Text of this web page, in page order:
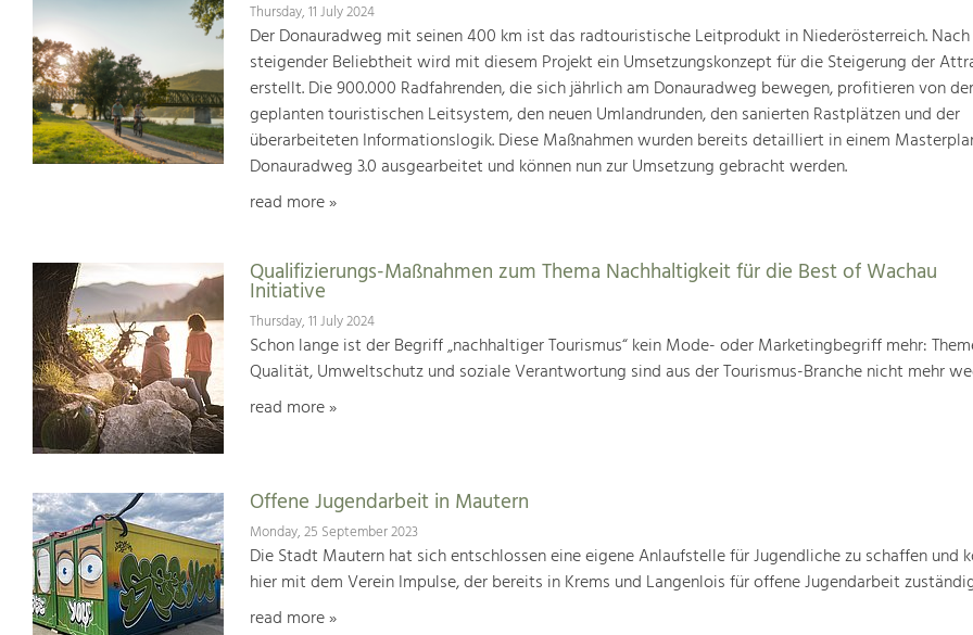
Thursday, 11 July 2024
Der Donauradweg mit seinen 400 km ist das radtouristische Leitprodukt in Niederösterreich. Nach
steigender Beliebtheit wird mit diesem Projekt ein Umsetzungskonzept für die Steigerung der
erstellt. Die 900.000 Radfahrenden, die sich jährlich am Donauradweg bewegen, profitieren von
geplanten touristischen Leitsystem, den neuen Umlandrunden, den sanierten Rastplätzen und der
überarbeiteten Informationslogik. Diese Maßnahmen wurden bereits detailliert in einem
Donauradweg 3.0 ausgearbeitet und können nun zur Umsetzung gebracht werden.
read more »
Qualifizierungs-Maßnahmen zum Thema Nachhaltigkeit für die Best of Wachau
Initiative
Thursday, 11 July 2024
Schon lange ist der Begriff „nachhaltiger Tourismus“ kein Mode- oder Marketingbegriff mehr:
Qualität, Umweltschutz und soziale Verantwortung sind aus der Tourismus-Branche nicht mehr
read more »
Offene Jugendarbeit in Mautern
Monday, 25 September 2023
Die Stadt Mautern hat sich entschlossen eine eigene Anlaufstelle für Jugendliche zu schaffen und
hier mit dem Verein Impulse, der bereits in Krems und Langenlois für offene Jugendarbeit
read more »